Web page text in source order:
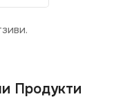
Продукти